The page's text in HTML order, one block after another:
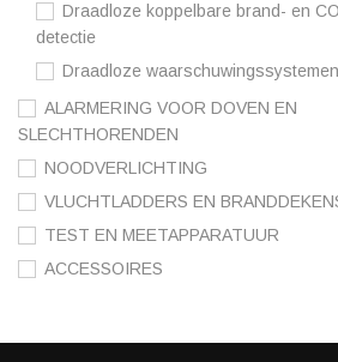
Draadloze koppelbare brand- en CO
detectie
Draadloze waarschuwingssystemen
ALARMERING VOOR DOVEN EN
SLECHTHORENDEN
NOODVERLICHTING
VLUCHTLADDERS EN
TEST EN MEETAPPARATUUR
ACCESSOIRES